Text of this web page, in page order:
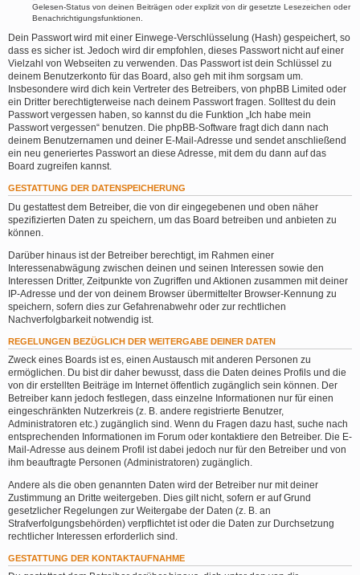
Gelesen-Status von deinen Beiträgen oder explizit von dir gesetzte Lesezeichen oder
Benachrichtigungsfunktionen.
Dein Passwort wird mit einer Einwege-Verschlüsselung (Hash) gespeichert, so
dass es sicher ist. Jedoch wird dir empfohlen, dieses Passwort nicht auf einer
Vielzahl von Webseiten zu verwenden. Das Passwort ist dein Schlüssel zu
deinem Benutzerkonto für das Board, also geh mit ihm sorgsam um.
Insbesondere wird dich kein Vertreter des Betreibers, von phpBB Limited oder
ein Dritter berechtigterweise nach deinem Passwort fragen. Solltest du dein
Passwort vergessen haben, so kannst du die Funktion „Ich habe mein
Passwort vergessen“ benutzen. Die phpBB-Software fragt dich dann nach
deinem Benutzernamen und deiner E-Mail-Adresse und sendet anschließend
ein neu generiertes Passwort an diese Adresse, mit dem du dann auf das
Board zugreifen kannst.
GESTATTUNG DER DATENSPEICHERUNG
Du gestattest dem Betreiber, die von dir eingegebenen und oben näher
spezifizierten Daten zu speichern, um das Board betreiben und anbieten zu
können.
Darüber hinaus ist der Betreiber berechtigt, im Rahmen einer
Interessenabwägung zwischen deinen und seinen Interessen sowie den
Interessen Dritter, Zeitpunkte von Zugriffen und Aktionen zusammen mit deiner
IP-Adresse und der von deinem Browser übermittelter Browser-Kennung zu
speichern, sofern dies zur Gefahrenabwehr oder zur rechtlichen
Nachverfolgbarkeit notwendig ist.
REGELUNGEN BEZÜGLICH DER WEITERGABE DEINER DATEN
Zweck eines Boards ist es, einen Austausch mit anderen Personen zu
ermöglichen. Du bist dir daher bewusst, dass die Daten deines Profils und die
von dir erstellten Beiträge im Internet öffentlich zugänglich sein können. Der
Betreiber kann jedoch festlegen, dass einzelne Informationen nur für einen
eingeschränkten Nutzerkreis (z. B. andere registrierte Benutzer,
Administratoren etc.) zugänglich sind. Wenn du Fragen dazu hast, suche nach
entsprechenden Informationen im Forum oder kontaktiere den Betreiber. Die E-
Mail-Adresse aus deinem Profil ist dabei jedoch nur für den Betreiber und von
ihm beauftragte Personen (Administratoren) zugänglich.
Andere als die oben genannten Daten wird der Betreiber nur mit deiner
Zustimmung an Dritte weitergeben. Dies gilt nicht, sofern er auf Grund
gesetzlicher Regelungen zur Weitergabe der Daten (z. B. an
Strafverfolgungsbehörden) verpflichtet ist oder die Daten zur Durchsetzung
rechtlicher Interessen erforderlich sind.
GESTATTUNG DER KONTAKTAUFNAHME